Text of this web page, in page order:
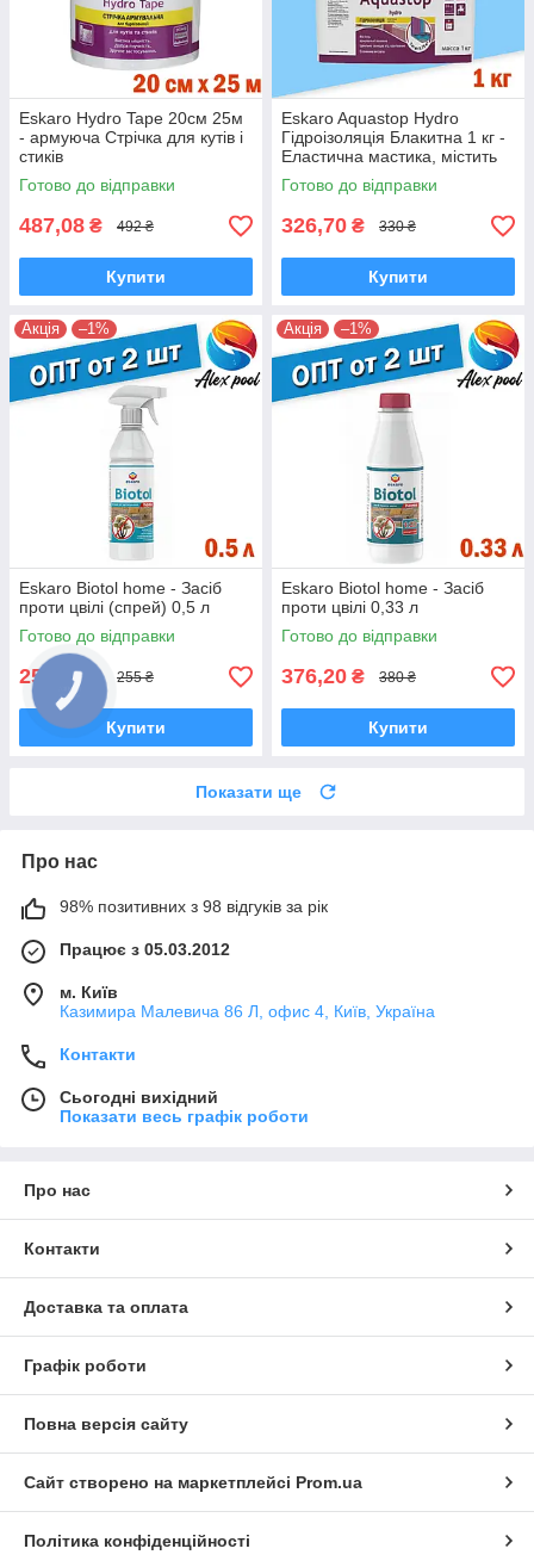
Eskaro Hydro Tape 20см 25м
- армуюча Стрічка для кутів і
стиків
Готово до відправки
487,08 ₴ 492 ₴
Купити
Eskaro Aquastop Hydro
Гідроізоляція Блакитна 1 кг -
Еластична мастика, містить
армуючі волокна
Готово до відправки
326,70 ₴ 330 ₴
Купити
Акція –1%
Eskaro Biotol home - Засіб
проти цвілі (спрей) 0,5 л
Готово до відправки
252,45 ₴ 255 ₴
Купити
Акція –1%
Eskaro Biotol home - Засіб
проти цвілі 0,33 л
Готово до відправки
376,20 ₴ 380 ₴
Купити
Показати ще
Про нас
98% позитивних з 98 відгуків за рік
Працює з 05.03.2012
м. Київ
Казимира Малевича 86 Л, офис 4, Київ, Україна
Контакти
Сьогодні вихідний
Показати весь графік роботи
Про нас
Контакти
Доставка та оплата
Графік роботи
Повна версія сайту
Сайт створено на маркетплейсі Prom.ua
Політика конфіденційності